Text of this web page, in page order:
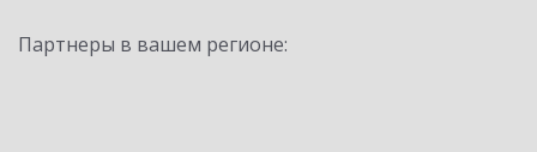
Партнеры в вашем регионе: